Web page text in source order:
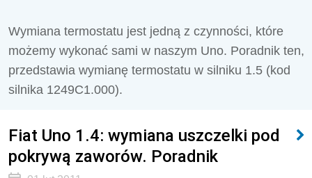
Wymiana termostatu jest jedną z czynności, które
możemy wykonać sami w naszym Uno. Poradnik ten,
przedstawia wymianę termostatu w silniku 1.5 (kod
silnika 1249C1.000).
Fiat Uno 1.4: wymiana uszczelki pod
pokrywą zaworów. Poradnik